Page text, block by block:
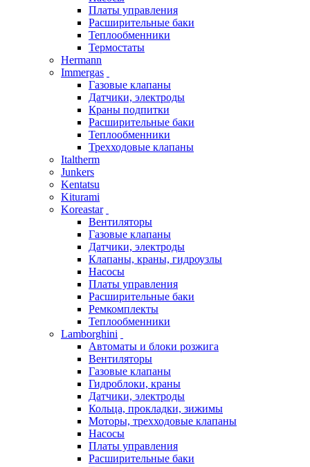
Платы управления
Расширительные баки
Теплообменники
Термостаты
Hermann
Immergas
Газовые клапаны
Датчики, электроды
Краны подпитки
Расширительные баки
Теплообменники
Трехходовые клапаны
Italtherm
Junkers
Kentatsu
Kiturami
Koreastar
Вентиляторы
Газовые клапаны
Датчики, электроды
Клапаны, краны, гидроузлы
Насосы
Платы управления
Расширительные баки
Ремкомплекты
Теплообменники
Lamborghini
Автоматы и блоки розжига
Вентиляторы
Газовые клапаны
Гидроблоки, краны
Датчики, электроды
Кольца, прокладки, зижимы
Моторы, трехходовые клапаны
Насосы
Платы управления
Расширительные баки